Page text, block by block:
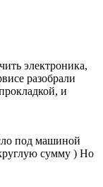
электроника,
разобрали
и
под машиной
сумму ) Но